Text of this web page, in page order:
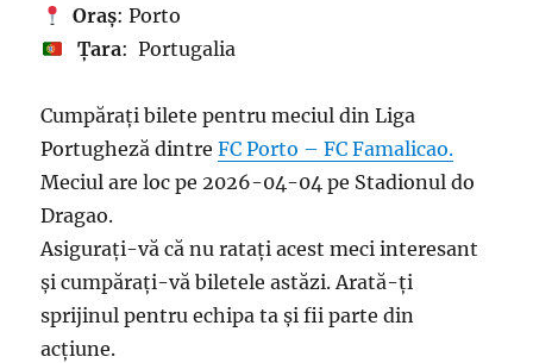
Oraș: Porto
Țara: Portugalia
Cumpărați bilete pentru meciul din Liga
Portugheză dintreFC Porto – FC Famalicao.
Meciul are loc pe 2026-04-04 pe Stadionul do
Dragao.
Asigurați-vă că nu ratați acest meci interesant
și cumpărați-vă biletele astăzi. Arată-ți
sprijinul pentru echipa ta și fii parte din
acțiune.